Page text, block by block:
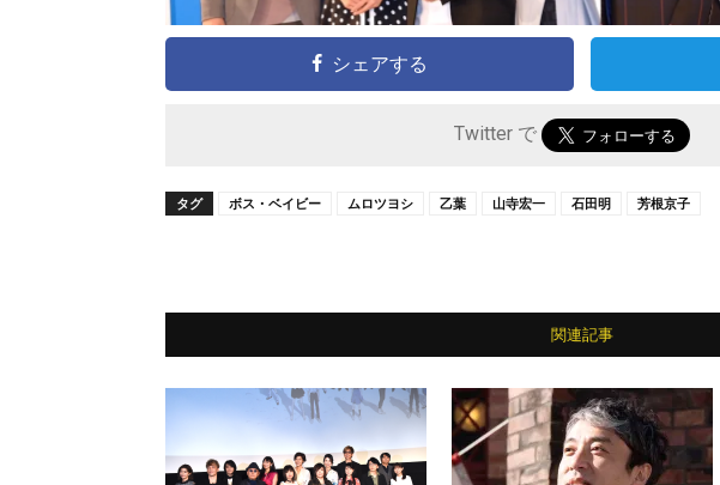
シェアする
Twitter で
タグ ボス・ベイビー ムロツヨシ 乙葉 山寺宏一 石田明 芳根京子
関連記事